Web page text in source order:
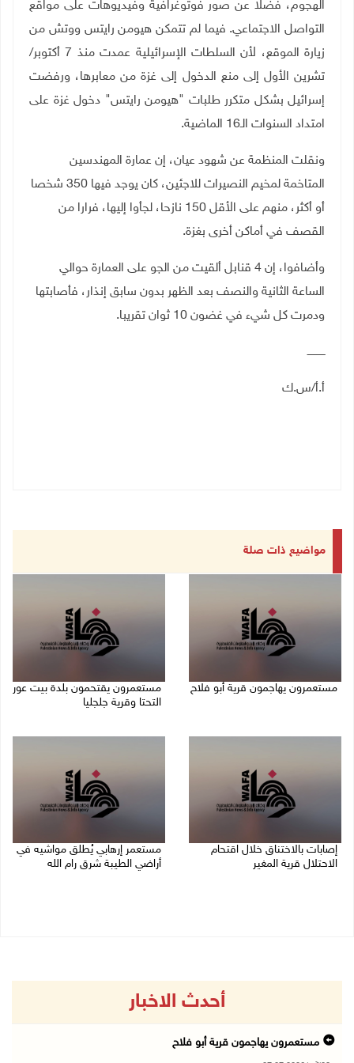
الهجوم، فضلا عن صور فوتوغرافية وفيديوهات على مواقع
التواصل الاجتماعي. فيما لم تتمكن هيومن رايتس ووتش من
زيارة الموقع، لأن السلطات الإسرائيلية عمدت منذ 7 أكتوبر/
تشرين الأول إلى منع الدخول إلى غزة من معابرها، ورفضت
إسرائيل بشكل متكرر طلبات "هيومن رايتس" دخول غزة على
امتداد السنوات الـ16 الماضية
.
ونقلت المنظمة عن شهود عيان، إن عمارة المهندسين
المتاخمة لمخيم النصيرات للاجئين، كان يوجد فيها 350 شخصا
أو أكثر، منهم على الأقل 150 نازحا، لجأوا إليها، فرارا من
القصف في أماكن أخرى بغزة.
وأضافوا، إن 4 قنابل ألقيت من الجو على العمارة حوالي
الساعة الثانية والنصف بعد الظهر بدون سابق إنذار، فأصابتها
ودمرت كل شيء في غضون 10 ثوان تقريبا
.
ـــــــــــ
أ.أ/س.ك
مواضيع ذات صلة
مستعمرون يهاجمون قرية أبو فلاح
مستعمرون يقتحمون بلدة بيت عور
التحتا وقرية جلجليا
إصابات بالاختناق خلال اقتحام
الاحتلال قرية المغير
مستعمر إرهابي يُطلق مواشيه في
أراضي الطيبة شرق رام الله
أحدث الاخبار
مستعمرون يهاجمون قرية أبو فلاح